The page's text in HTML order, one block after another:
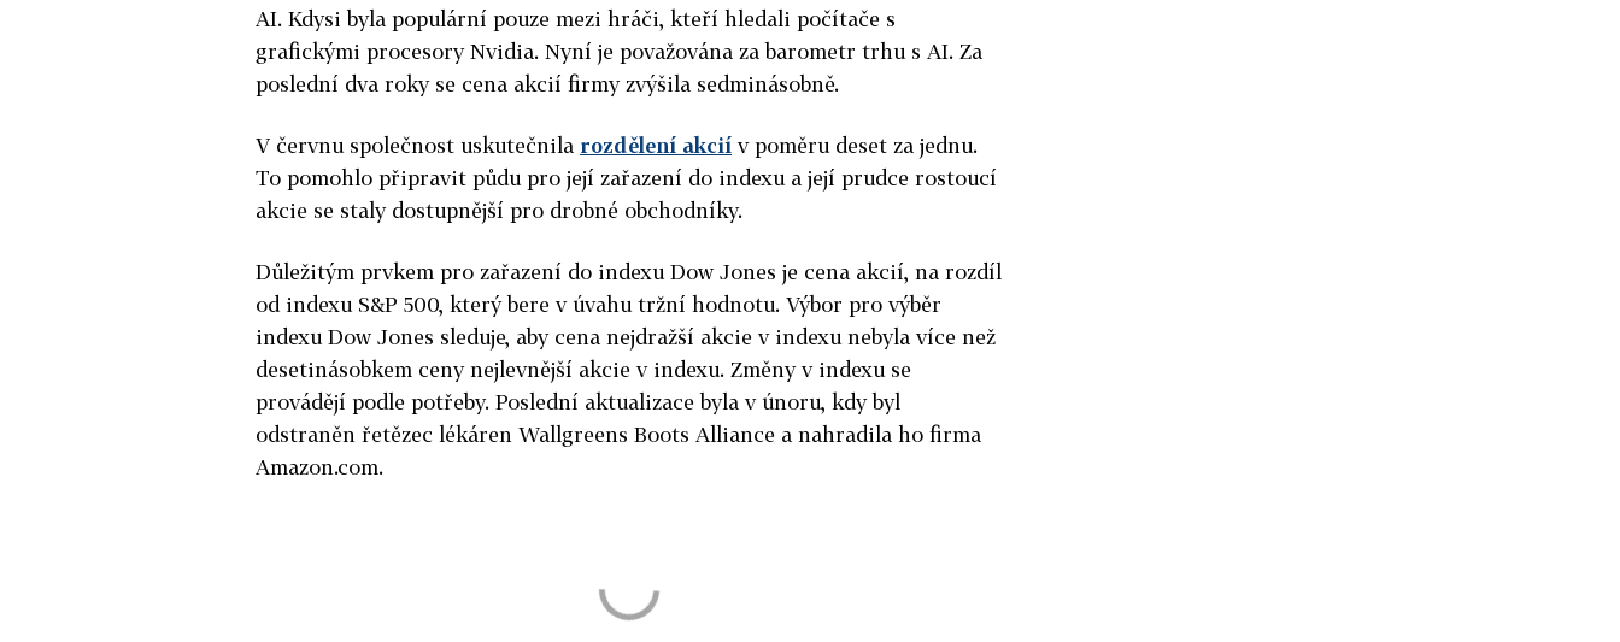
AI. Kdysi byla populární pouze mezi hráči, kteří hledali počítače s
grafickými procesory Nvidia. Nyní je považována za barometr trhu s AI. Za
poslední dva roky se cena akcií firmy zvýšila sedminásobně.
V červnu společnost uskutečnila rozdělení akcií v poměru deset za jednu.
To pomohlo připravit půdu pro její zařazení do indexu a její prudce rostoucí
akcie se staly dostupnější pro drobné obchodníky.
Důležitým prvkem pro zařazení do indexu Dow Jones je cena akcií, na rozdíl
od indexu S&P 500, který bere v úvahu tržní hodnotu. Výbor pro výběr
indexu Dow Jones sleduje, aby cena nejdražší akcie v indexu nebyla více než
desetinásobkem ceny nejlevnější akcie v indexu. Změny v indexu se
provádějí podle potřeby. Poslední aktualizace byla v únoru, kdy byl
odstraněn řetězec lékáren Wallgreens Boots Alliance a nahradila ho firma
Amazon.com.